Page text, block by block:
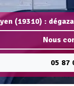
(19310) :
Nous
05 87